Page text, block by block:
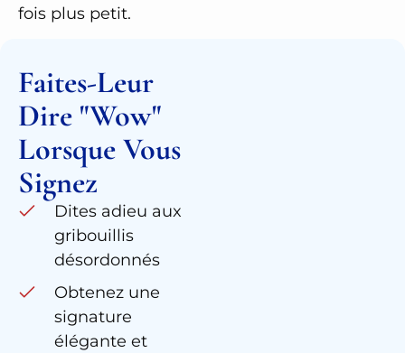
fois plus petit.
Faites-Leur
Dire "Wow"
Lorsque Vous
Signez
Dites adieu aux
gribouillis
désordonnés
Obtenez une
signature
élégante et